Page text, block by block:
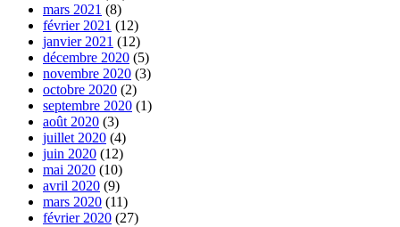
mars 2021 (8)
février 2021 (12)
janvier 2021 (12)
décembre 2020 (5)
novembre 2020 (3)
octobre 2020 (2)
septembre 2020 (1)
août 2020 (3)
juillet 2020 (4)
juin 2020 (12)
mai 2020 (10)
avril 2020 (9)
mars 2020 (11)
février 2020 (27)